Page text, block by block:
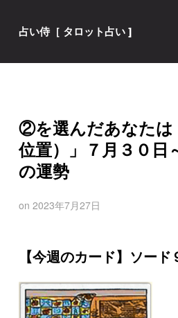
占い侍［ タロット占い ]
②を選んだあなたは
位置）」７月３０日
の運勢
on 2023年7月27日
【今週のカード】ソード